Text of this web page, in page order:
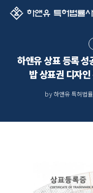
하앤유 상표 등록
밥 상표권 디자
by 하앤유 특허법